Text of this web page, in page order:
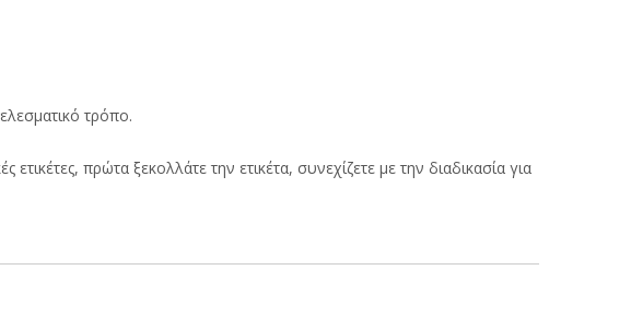
τρόπο.
πρώτα ξεκολλάτε την ετικέτα, συνεχίζετε με την διαδικασία για